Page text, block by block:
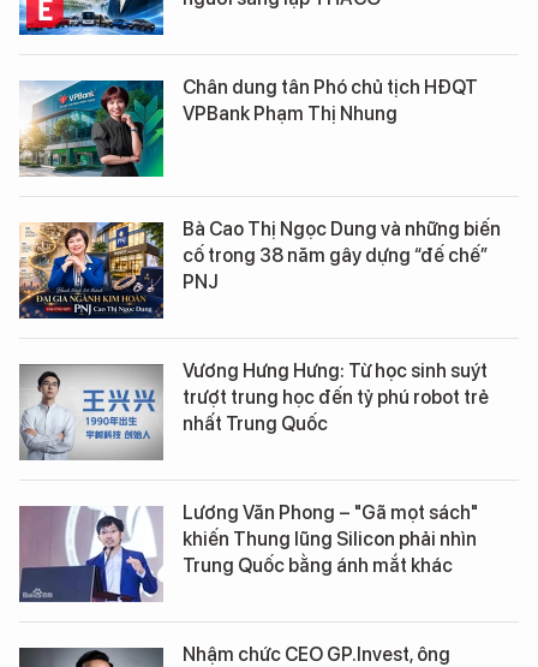
Chân dung tân Phó chủ tịch HĐQT
VPBank Phạm Thị Nhung
Bà Cao Thị Ngọc Dung và những biến
cố trong 38 năm gây dựng “đế chế”
PNJ
Vương Hưng Hưng: Từ học sinh suýt
trượt trung học đến tỷ phú robot trẻ
nhất Trung Quốc
Lương Văn Phong – "Gã mọt sách"
khiến Thung lũng Silicon phải nhìn
Trung Quốc bằng ánh mắt khác
Nhậm chức CEO GP.Invest, ông